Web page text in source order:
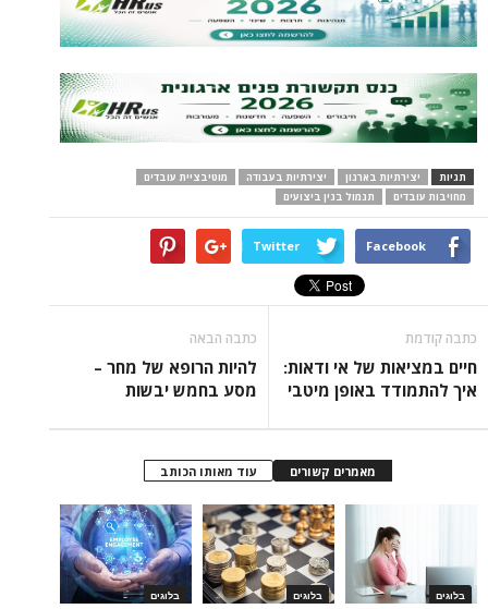
תגיות יצירתיות בארגון יצירתיות בעבודה
מוטיבציית עובדים
מחויבות עובדים
תגמול בגין ביצועים
Facebook
Twitter
כתבה קודמת
חיים במציאות של אי ודאות:
איך להתמודד באופן מיטבי
כתבה הבאה
להיות הרופא של מחר –
מסע בחמש יבשות
מאמרים קשורים עוד מאותו הכותב
בלוגים בלוגים בלוגים